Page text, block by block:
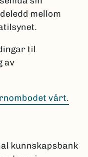
mellom
til
av
vårt.
kunnskapsbank